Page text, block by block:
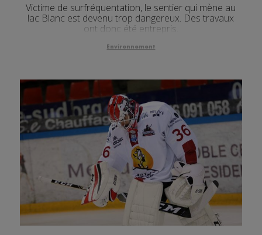
Victime de surfréquentation, le sentier qui mène au
lac Blanc est devenu trop dangereux. Des travaux
ont donc été entrepris.
Environnement